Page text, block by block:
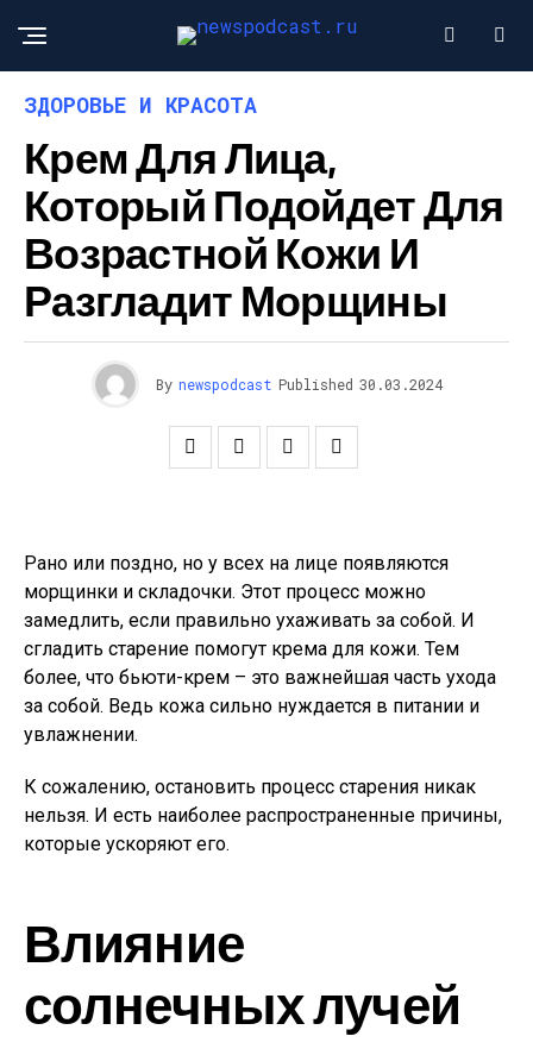
ЗДОРОВЬЕ И КРАСОТА
Крем Для Лица,
Который Подойдет Для
Возрастной Кожи И
Разгладит Морщины
By newspodcast Published 30.03.2024
Рано или поздно, но у всех на лице появляются
морщинки и складочки. Этот процесс можно
замедлить, если правильно ухаживать за собой. И
сгладить старение помогут крема для кожи. Тем
более, что бьюти-крем – это важнейшая часть ухода
за собой. Ведь кожа сильно нуждается в питании и
увлажнении.
К сожалению, остановить процесс старения никак
нельзя. И есть наиболее распространенные причины,
которые ускоряют его.
Влияние
солнечных лучей